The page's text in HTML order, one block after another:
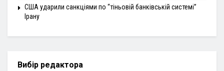
США ударили санкціями по “тіньовій банківській системі”
Ірану
Вибір редактора